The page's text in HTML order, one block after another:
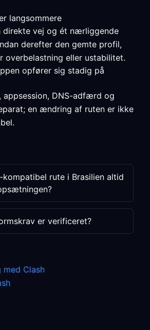
langsommere
direkte vej og ét nærliggende
derefter den gemte profil,
overbelastning eller ustabilitet.
opfører sig stadig på
appsession, DNS-adfærd og
en ændring af ruten er ikke
kompatibel rute i Brasilien altid
er verificeret?
med Clash